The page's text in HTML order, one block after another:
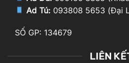
Ad Tú: 093808 5653 (Đại
SỐ GP: 134679
LIÊN